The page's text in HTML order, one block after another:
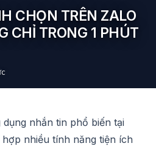
CHỌN TRÊN ZALO
CHỈ TRONG 1 PHÚT
nhắn tin phổ biến tại
nhiều tính năng tiện ích